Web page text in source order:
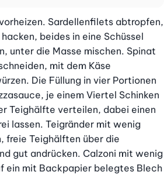
Sardellenfilets abtropfen,
beides in eine Schüssel
unter die Masse mischen. Spinat
mit dem Käse
Die Füllung in vier Portionen
je einem Viertel Schinken
Teighälfte verteilen, dabei einen
lassen. Teigränder mit wenig
freie Teighälften über die
gut andrücken. Calzoni mit wenig
ein mit Backpapier belegtes Blech